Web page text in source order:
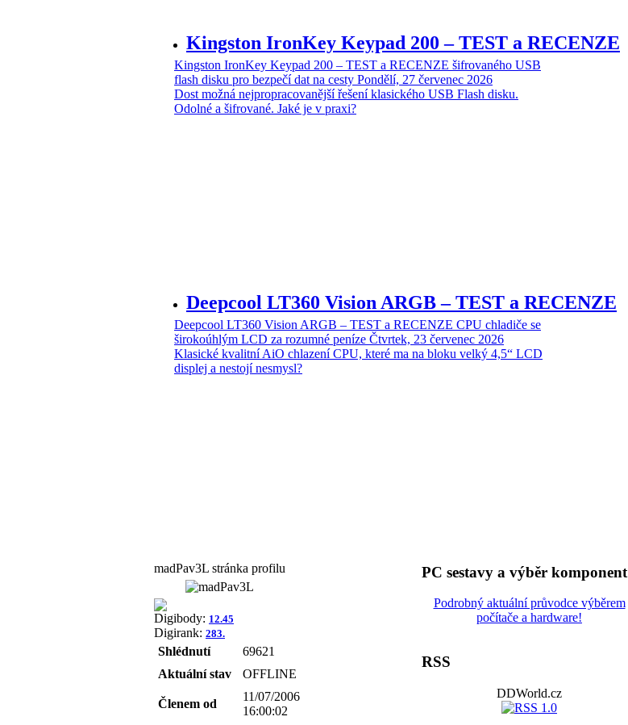
Kingston IronKey Keypad 200 – TEST a RECENZE
Kingston IronKey Keypad 200 – TEST a RECENZE šifrovaného USB
flash disku pro bezpečí dat na cesty Pondělí, 27 červenec 2026
Dost možná nejpropracovanější řešení klasického USB Flash disku.
Odolné a šifrované. Jaké je v praxi?
Deepcool LT360 Vision ARGB – TEST a RECENZE
Deepcool LT360 Vision ARGB – TEST a RECENZE CPU chladiče se
širokoúhlým LCD za rozumné peníze Čtvrtek, 23 červenec 2026
Klasické kvalitní AiO chlazení CPU, které ma na bloku velký 4,5“ LCD
displej a nestojí nesmysl?
madPav3L stránka profilu
Digibody: 12.45
Digirank: 283.
Shlédnutí
69621
Aktuální stav
OFFLINE
Členem od
11/07/2006
16:00:02
PC sestavy a výběr komponent
Podrobný aktuální průvodce výběrem
počítače a hardware!
RSS
DDWorld.cz